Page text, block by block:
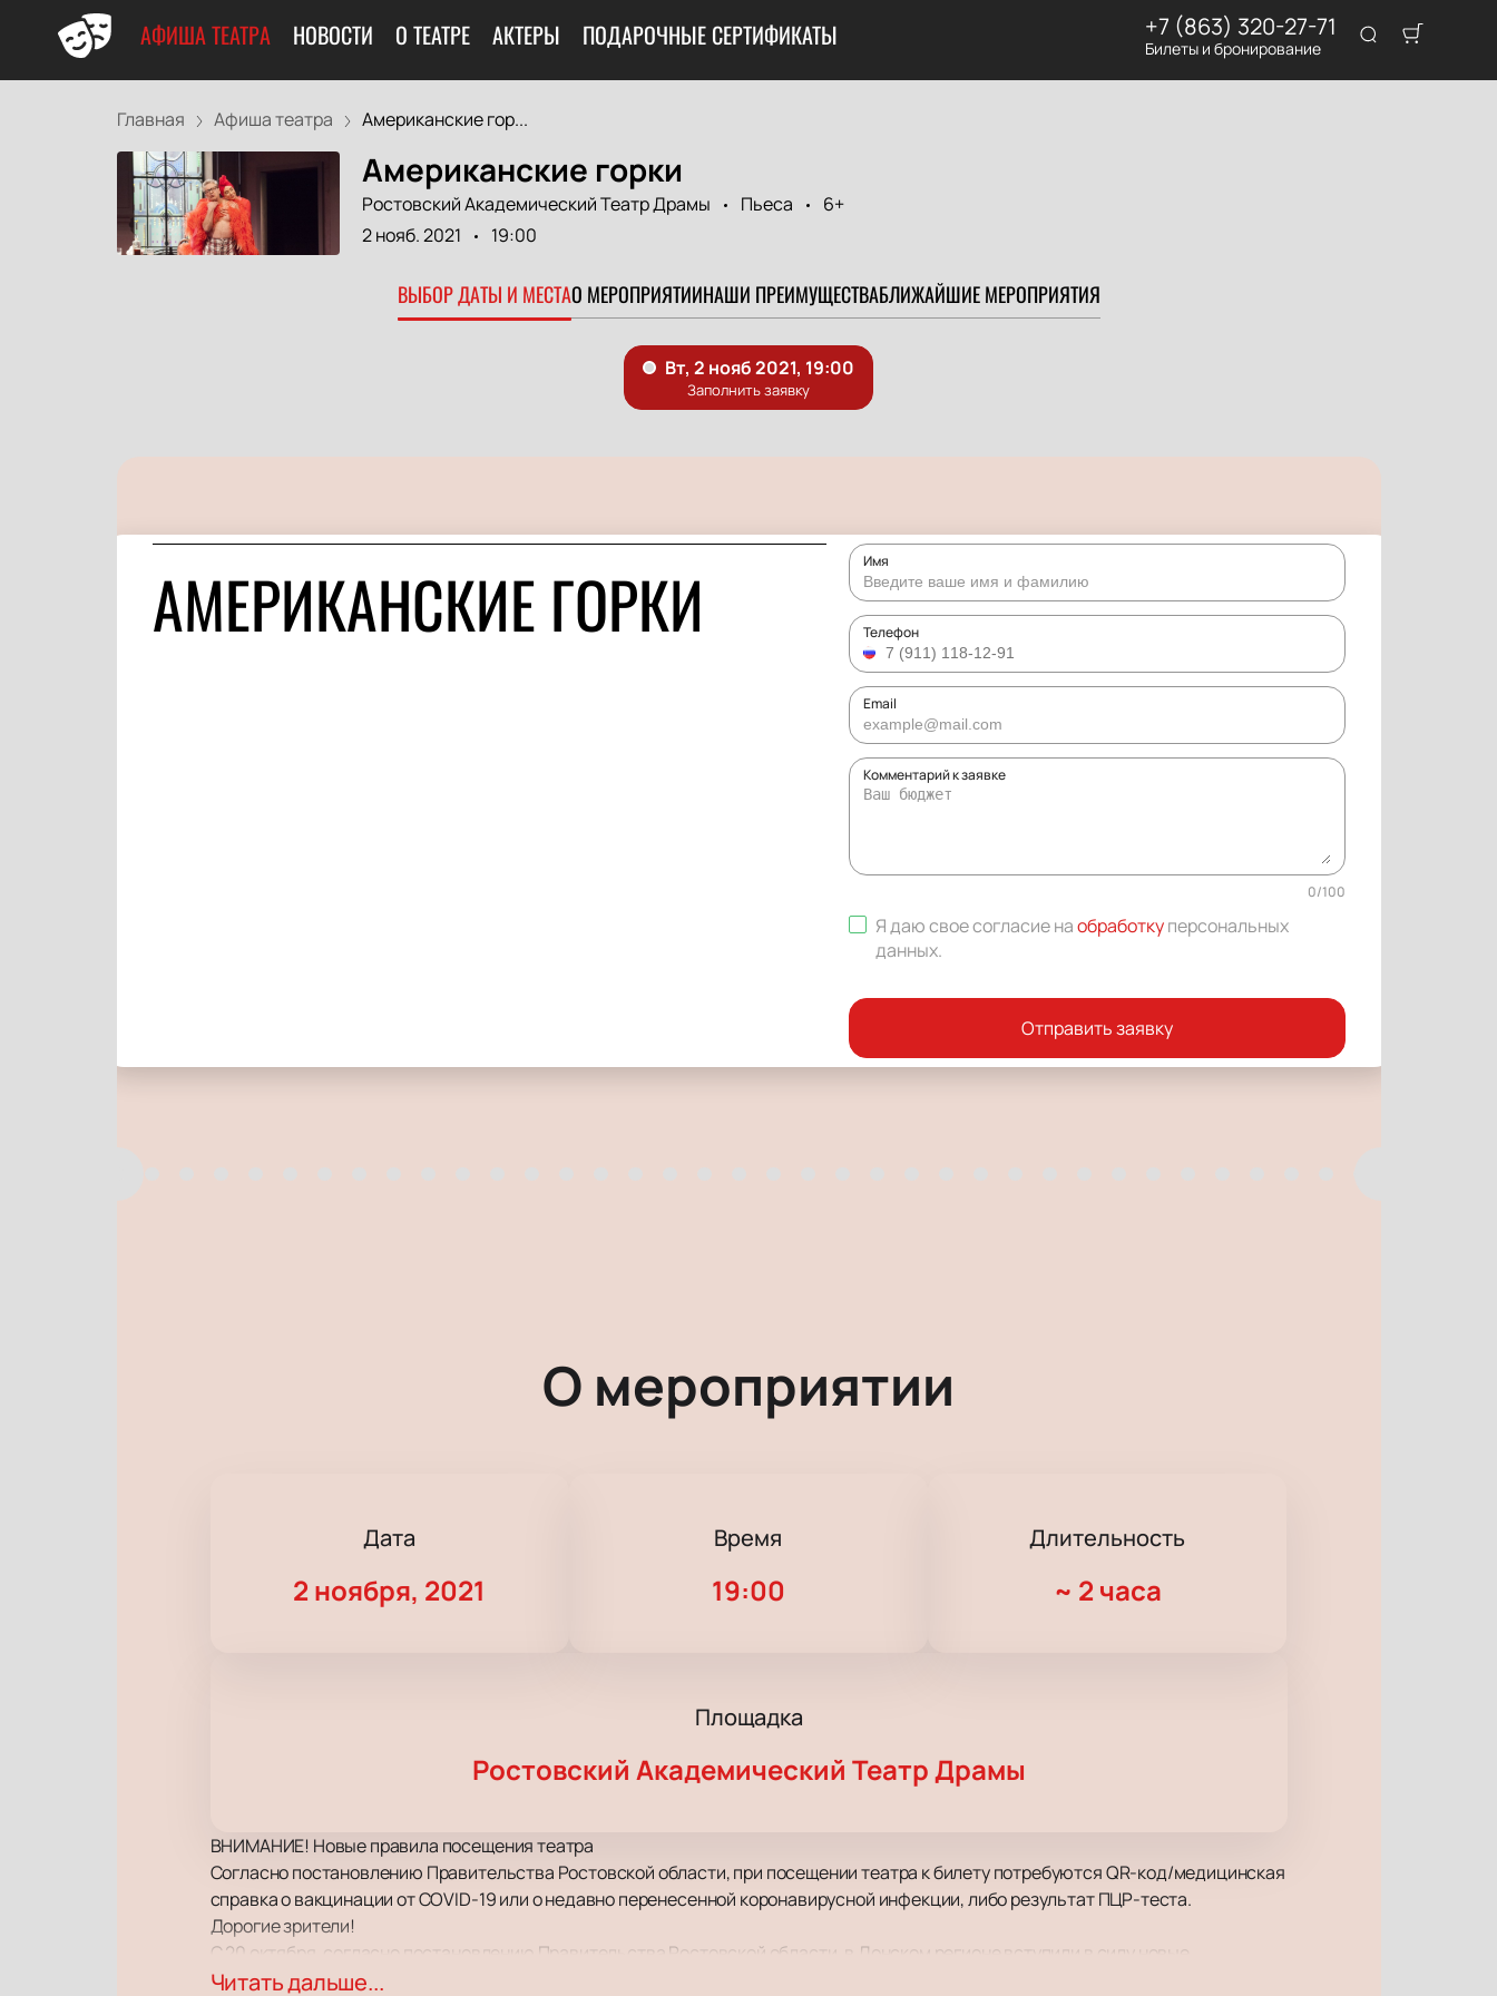
АФИША ТЕАТРА НОВОСТИ О ТЕАТРЕ АКТЕРЫ ПОДАРОЧНЫЕ СЕРТИФИКАТЫ +7 (863) 320-27-71
Билеты и бронирование
Главная Афиша театра Американские гор...
Американские горки
Ростовский Академический Театр Драмы Пьеса
6+
2 нояб. 2021
19:00
ВЫБОР ДАТЫ И МЕСТАО МЕРОПРИЯТИИНАШИ ПРЕИМУЩЕСТВАБЛИЖАЙШИЕ МЕРОПРИЯТИЯ
АМЕРИКАНСКИЕ ГОРКИ Имя
Телефон
Email
Комментарий к заявке
0/100
Я даю свое согласие наобработку персональных
данных.
Отправить заявку
О мероприятии
Дата
2 ноября, 2021
Время
19:00
Длительность
~ 2 часа
Площадка
Ростовский Академический Театр Драмы
ВНИМАНИЕ! Новые правила посещения театра
Согласно постановлению Правительства Ростовской области, при посещении театра к билету потребуются QR-код/медицинская
справка о вакцинации от COVID-19 или о недавно перенесенной коронавирусной инфекции, либо результат ПЦР-теста.
Дорогие зрители!
С 20 октября, согласно постановлению Правительства Ростовской области, в Донском регионе вступили в силу новые
ограничения, связанные с эпидемиологической ситуацией.
Читать дальше...